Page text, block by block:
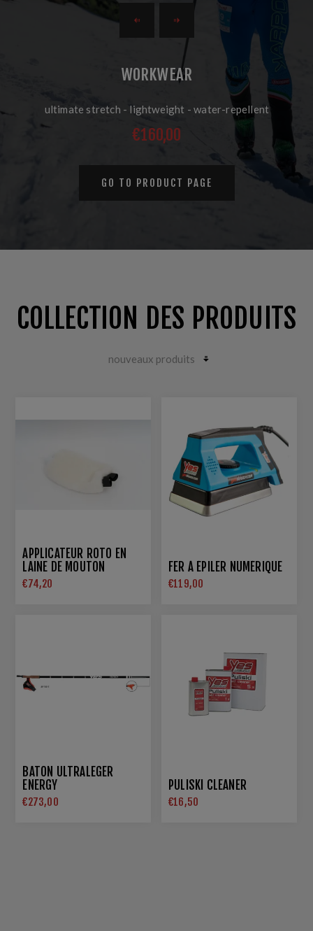
WORKWEAR
ultimate stretch - lightweight - water-repellent
€160,00
GO TO PRODUCT PAGE
COLLECTION DES PRODUITS
APPLICATEUR ROTO EN
LAINE DE MOUTON
€74,20
FER À ÉPILER NUMÉRIQUE
€119,00
BATON ULTRALEGER
ENERGY
€273,00
PULISKI CLEANER
€16,50